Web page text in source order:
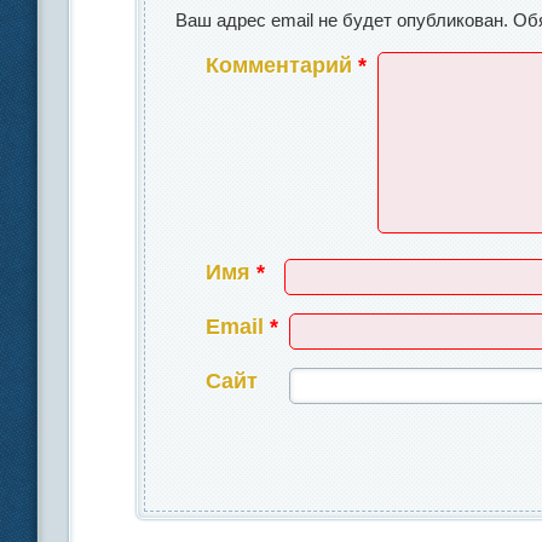
Ваш адрес email не будет опубликован.
Комментарий*
Имя*
Email*
Сайт